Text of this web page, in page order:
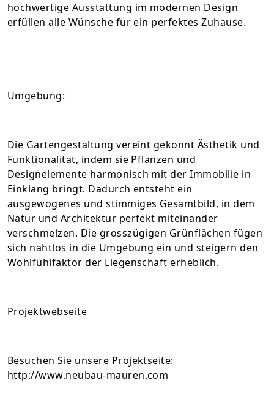
hochwertige Ausstattung im modernen Design
erfüllen alle Wünsche für ein perfektes Zuhause.
Umgebung:
Die Gartengestaltung vereint gekonnt Ästhetik und
Funktionalität, indem sie Pflanzen und
Designelemente harmonisch mit der Immobilie in
Einklang bringt. Dadurch entsteht ein
ausgewogenes und stimmiges Gesamtbild, in dem
Natur und Architektur perfekt miteinander
verschmelzen. Die grosszügigen Grünflächen fügen
sich nahtlos in die Umgebung ein und steigern den
Wohlfühlfaktor der Liegenschaft erheblich.
Projektwebseite
Besuchen Sie unsere Projektseite:
http://www.neubau-mauren.com